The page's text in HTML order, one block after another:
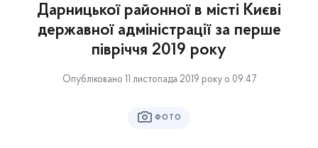
Дарницької районної в місті Києві
державної адміністрації за перше
півріччя 2019 року
Опубліковано 11 листопада 2019 року о 09:47
ФОТО